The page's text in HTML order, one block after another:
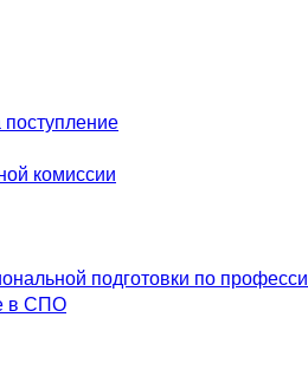
комиссии
подготовки по
в СПО